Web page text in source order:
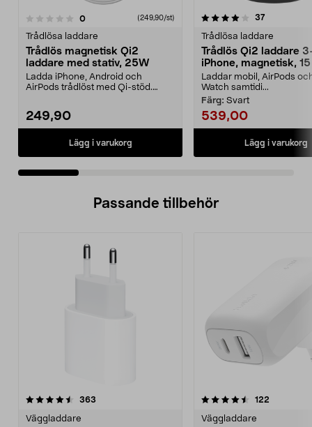
0recensioner (249,90/st)
Trådlösa laddare
Trådlös magnetisk Qi2
laddare med stativ, 25W
Ladda iPhone, Android och
AirPods trådlöst med Qi-stöd.
249,90
Lägg i varukorg
4.0 av 5 stjärnor 37recensioner
Trådlösa laddare
Trådlös Qi2 laddare
iPhone, magnetisk,
Laddar mobil, AirPods
Watch samtidi...
Färg: Svart
539,00
Lägg i varukorg
4.5 av 5 stjärnor
Passande tillbehör
363
Väggladdare
4.5av 5 stjärnor 122
Väggladdare
5.0av 5 stjärnor